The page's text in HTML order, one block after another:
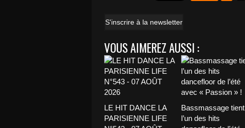
S'inscrire à la newsletter
VOUS AIMEREZ AUSSI :
LE HIT DANCE LA
PARISIENNE LIFE
Bassmassage tient
l’un des hits